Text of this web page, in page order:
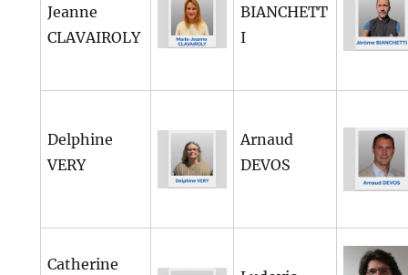
Jeanne
CLAVAIROLY
BIANCHETT
I
Delphine
VERY
Arnaud
DEVOS
Catherine